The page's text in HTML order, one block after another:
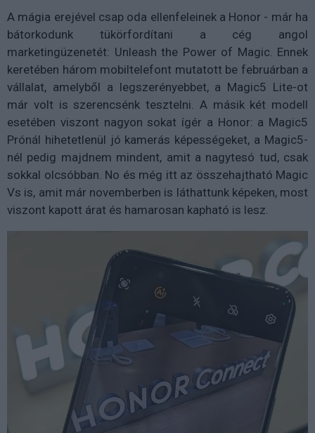
A mágia erejével csap oda ellenfeleinek a Honor - már ha
bátorkodunk tükörfordítani a cég angol
marketingüzenetét: Unleash the Power of Magic. Ennek
keretében három mobiltelefont mutatott be februárban a
vállalat, amelyből a legszerényebbet, a Magic5 Lite-ot
már volt is szerencsénk tesztelni. A másik két modell
esetében viszont nagyon sokat ígér a Honor: a Magic5
Prónál hihetetlenül jó kamerás képességeket, a Magic5-
nél pedig majdnem mindent, amit a nagytesó tud, csak
sokkal olcsóbban. No és még itt az összehajtható Magic
Vs is, amit már novemberben is láthattunk képeken, most
viszont kapott árat és hamarosan kapható is lesz.